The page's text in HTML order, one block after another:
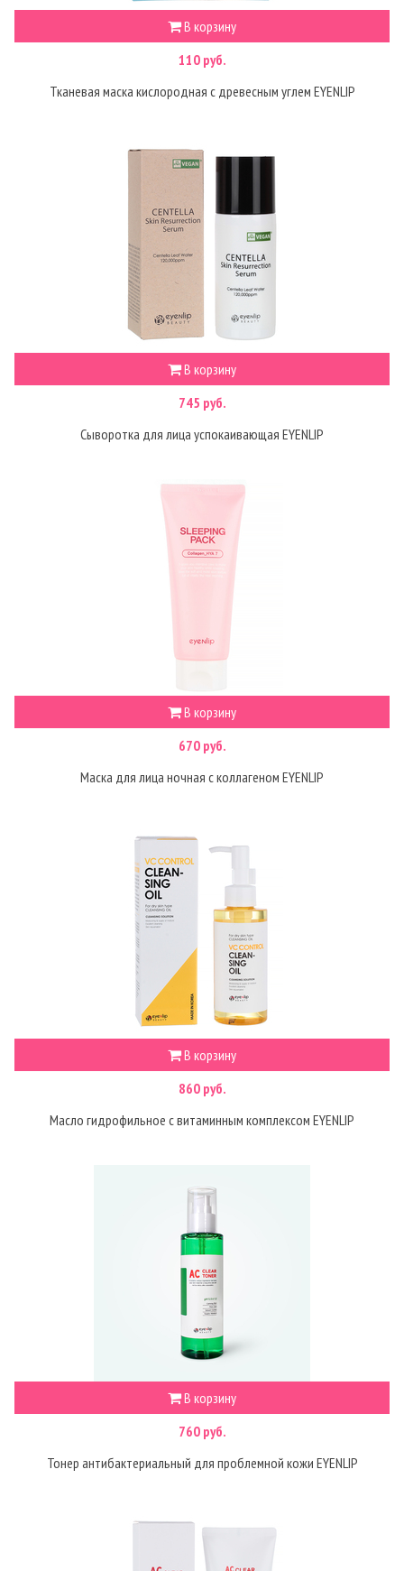
В корзину
110 руб.
Тканевая маска кислородная с древесным углем EYENLIP
В корзину
745 руб.
Сыворотка для лица успокаивающая EYENLIP
В корзину
670 руб.
Маска для лица ночная с коллагеном EYENLIP
В корзину
860 руб.
Масло гидрофильное с витаминным комплексом EYENLIP
В корзину
760 руб.
Тонер антибактериальный для проблемной кожи EYENLIP